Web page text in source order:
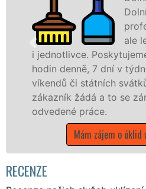
Dolní Rovně
profesionální, kvalitní,
ale levný úklid pro firmy
náš servis 24
v týdnu a to i během
svátků. Uklidíme vše, co
to se zárukou kvalitně
o úklid v Dolní Rovni
RECENZE